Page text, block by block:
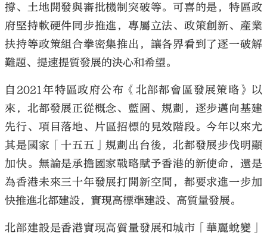
撐、土地開發與審批機制突破等。可喜的是，特區政
府堅持軟硬件同步推進，專屬立法、政策創新、產業
扶持等政策組合拳密集推出，讓各界看到了逐一破解
難題、提速提質發展的決心和希望。
自2021年特區政府公布《北部都會區發展策略》以
來，北都發展正從概念、藍圖、規劃，逐步邁向基建
先行、項目落地、片區招標的見效階段。今年以來尤
其是國家「十五五」規劃出台後，北都發展步伐明顯
加快。無論是承擔國家戰略賦予香港的新使命，還是
為香港未來三十年發展打開新空間，都要求進一步加
快推進北都建設，實現高標準建設、高質量發展。
北部建設是香港實現高質量發展和城市「華麗蛻變」